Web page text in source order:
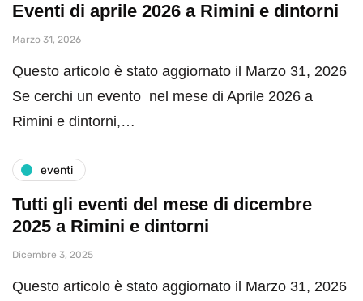
Eventi di aprile 2026 a Rimini e dintorni
Marzo 31, 2026
Questo articolo è stato aggiornato il Marzo 31, 2026
Se cerchi un evento nel mese di Aprile 2026 a
Rimini e dintorni,…
eventi
Tutti gli eventi del mese di dicembre
2025 a Rimini e dintorni
Dicembre 3, 2025
Questo articolo è stato aggiornato il Marzo 31, 2026